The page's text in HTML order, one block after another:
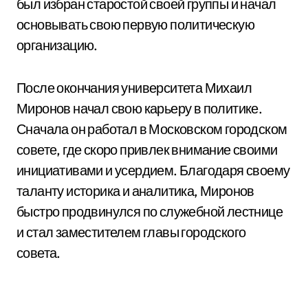
был избран старостой своей группы и начал
основывать свою первую политическую
организацию.
После окончания университета Михаил
Миронов начал свою карьеру в политике.
Сначала он работал в Московском городском
совете, где скоро привлек внимание своими
инициативами и усердием. Благодаря своему
таланту историка и аналитика, Миронов
быстро продвинулся по служебной лестнице
и стал заместителем главы городского
совета.